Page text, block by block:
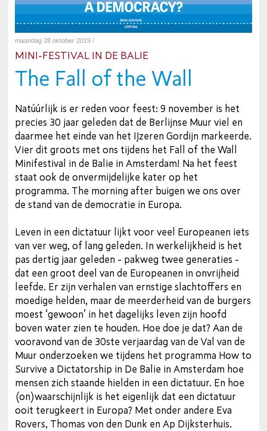
maandag 28 oktober 2019 /
MINI-FESTIVAL IN DE BALIE
The Fall of the Wall
Natúúrlijk is er reden voor feest: 9 november is het
precies 30 jaar geleden dat de Berlijnse Muur viel en
daarmee het einde van het IJzeren Gordijn markeerde.
Vier dit groots met ons tijdens het Fall of the Wall
Minifestival in de Balie in Amsterdam! Na het feest
staat ook de onvermijdelijke kater op het
programma. The morning after buigen we ons over
de stand van de democratie in Europa.
Leven in een dictatuur lijkt voor veel Europeanen iets
van ver weg, of lang geleden. In werkelijkheid is het
pas dertig jaar geleden - pakweg twee generaties -
dat een groot deel van de Europeanen in onvrijheid
leefde. Er zijn verhalen van ernstige slachtoffers en
moedige helden, maar de meerderheid van de burgers
moest ‘gewoon’ in het dagelijks leven zijn hoofd
boven water zien te houden. Hoe doe je dat? Aan de
vooravond van de 30ste verjaardag van de Val van de
Muur onderzoeken we tijdens het programma How to
Survive a Dictatorship in De Balie in Amsterdam hoe
mensen zich staande hielden in een dictatuur. En hoe
(on)waarschijnlijk is het eigenlijk dat een dictatuur
ooit terugkeert in Europa? Met onder andere Eva
Rovers, Thomas von den Dunk en Ap Dijksterhuis.